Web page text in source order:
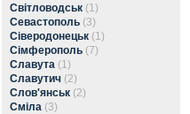
Світловодськ (1)
Севастополь (3)
Сіверодонецьк (1)
Сімферополь (7)
Славута (1)
Славутич (2)
Слов'янськ (2)
Сміла (3)